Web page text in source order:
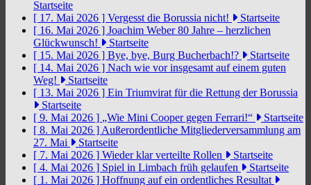
Startseite
[ 17. Mai 2026 ] Vergesst die Borussia nicht!
Startseite
[ 16. Mai 2026 ] Joachim Weber 80 Jahre – herzlichen
Glückwunsch!
Startseite
[ 15. Mai 2026 ] Bye, bye, Burg Bucherbach!?
Startseite
[ 14. Mai 2026 ] Nach wie vor insgesamt auf einem guten
Weg!
Startseite
[ 13. Mai 2026 ] Ein Triumvirat für die Rettung der Borussia
Startseite
[ 9. Mai 2026 ] „Wie Mini Cooper gegen Ferrari!“
Startseite
[ 8. Mai 2026 ] Außerordentliche Mitgliederversammlung am
27. Mai
Startseite
[ 7. Mai 2026 ] Wieder klar verteilte Rollen
Startseite
[ 4. Mai 2026 ] Spiel in Limbach früh gelaufen
Startseite
[ 1. Mai 2026 ] Hoffnung auf ein ordentliches Resultat